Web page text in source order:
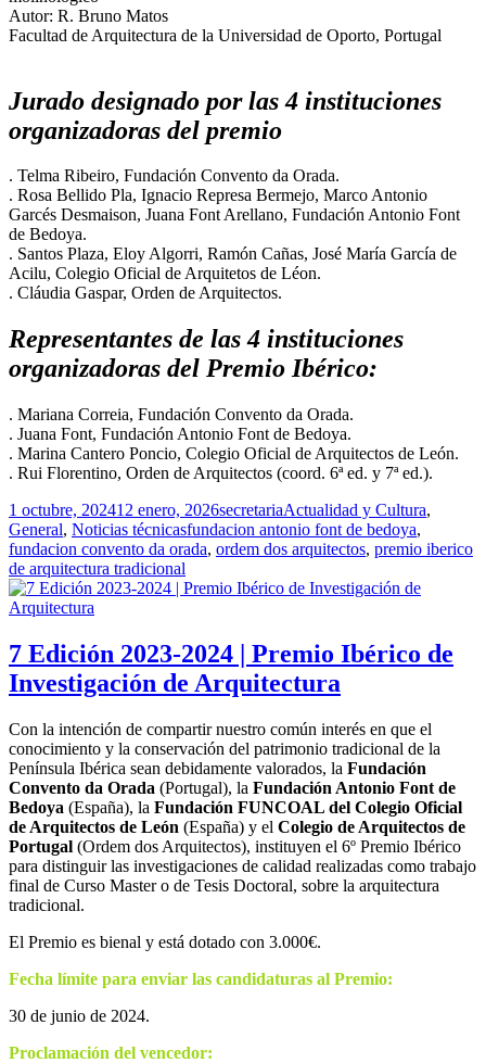
Autor: R. Bruno Matos
Facultad de Arquitectura de la Universidad de Oporto, Portugal
Jurado designado por las 4 instituciones
organizadoras del premio
. Telma Ribeiro, Fundación Convento da Orada.
. Rosa Bellido Pla, Ignacio Represa Bermejo, Marco Antonio
Garcés Desmaison, Juana Font Arellano, Fundación Antonio Font
de Bedoya.
. Santos Plaza, Eloy Algorri, Ramón Cañas, José María García de
Acilu, Colegio Oficial de Arquitetos de Léon.
. Cláudia Gaspar, Orden de Arquitectos.
Representantes de las 4 instituciones
organizadoras del Premio Ibérico:
. Mariana Correia, Fundación Convento da Orada.
. Juana Font, Fundación Antonio Font de Bedoya.
. Marina Cantero Poncio, Colegio Oficial de Arquitectos de León.
. Rui Florentino, Orden de Arquitectos (coord. 6ª ed. y 7ª ed.).
Publicado
el
1 octubre, 202412 enero, 2026Autor
secretariaCategorías
Actualidad y Cultura,
General, Noticias técnicasEtiquetas
fundacion antonio font de bedoya,
fundacion convento da orada, ordem dos arquitectos, premio iberico
de arquitectura tradicional
7 Edición 2023-2024 | Premio Ibérico de
Investigación de Arquitectura
Con la intención de compartir nuestro común interés en que el
conocimiento y la conservación del patrimonio tradicional de la
Península Ibérica sean debidamente valorados, la Fundación
Convento da Orada (Portugal), la Fundación Antonio Font de
Bedoya (España), la Fundación FUNCOAL del Colegio Oficial
de Arquitectos de León (España) y el Colegio de Arquitectos de
Portugal (Ordem dos Arquitectos), instituyen el 6º Premio Ibérico
para distinguir las investigaciones de calidad realizadas como trabajo
final de Curso Master o de Tesis Doctoral, sobre la arquitectura
tradicional.
El Premio es bienal y está dotado con 3.000€.
Fecha límite para enviar las candidaturas al Premio:
30 de junio de 2024.
Proclamación del vencedor: